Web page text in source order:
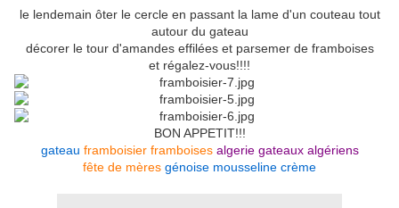
le lendemain ôter le cercle en passant la lame d'un couteau tout
autour du gateau
décorer le tour d'amandes effilées et parsemer de framboises
et régalez-vous!!!!
BON APPETIT!!!
gateau framboisier framboises algerie gateaux algériens
fête de mères génoise mousseline crème